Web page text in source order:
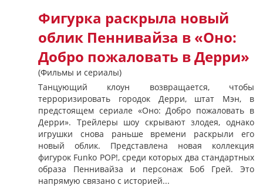
Фигурка раскрыла новый
облик Пеннивайза в «Оно:
Добро пожаловать в Дерри»
(Фильмы и сериалы)
Танцующий клоун возвращается, чтобы
терроризировать городок Дерри, штат Мэн, в
предстоящем сериале «Оно: Добро пожаловать в
Дерри». Трейлеры шоу скрывают злодея, однако
игрушки снова раньше времени раскрыли его
новый облик. Представлена новая коллекция
фигурок Funko POP!, среди которых два стандартных
образа Пеннивайза и персонаж Боб Грей. Это
напрямую связано с историей...